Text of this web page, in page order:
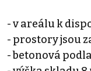
- v areálu k
- prostory jsou
- betonová